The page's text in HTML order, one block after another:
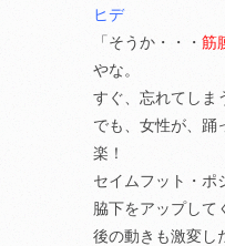
ヒデ
「そうか・・・ 筋
やな。
すぐ、忘れてしま
でも、女性が、踊
楽！
セイムフット・ポ
脇下をアップして
後の動きも激変し